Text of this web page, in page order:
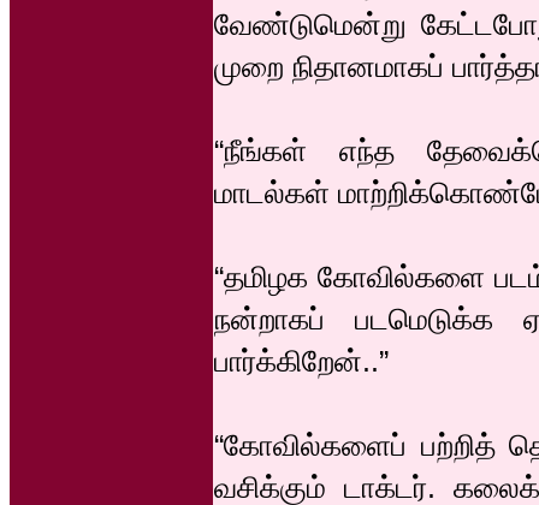
வேண்டுமென்று
முறை நிதானமாகப்
“நீங்கள் எந்த
மாடல்கள்
“தமிழக கோவில்களை
நன்றாகப் படமெடுக்க
பார்க்கிறேன்..”
“கோவில்களைப் பற்றித்
வசிக்கும் டாக்டர்.